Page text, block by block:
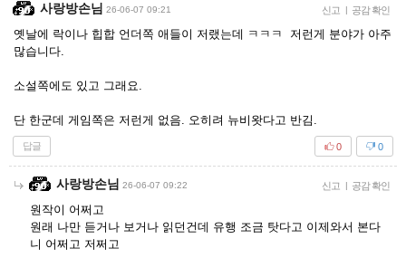
사랑방손님 26-06-07 09:21 신고 | 공감 확인
옛날에 락이나 힙합 언더쪽 애들이 저랬는데 ㅋㅋㅋ 저런게 분야가 아주
많습니다.
소설쪽에도 있고 그래요.
단 한군데 게임쪽은 저런게 없음. 오히려 뉴비왓다고 반김.
답글 0
0
사랑방손님 26-06-07 09:22 신고 | 공감 확인
원작이 어쩌고
원래 나만 듣거나 보거나 읽던건데 유행 조금 탓다고 이제와서 본다
니 어쩌고 저쩌고